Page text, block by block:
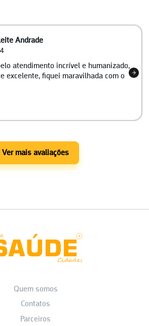
Andrade
atendimento incrível e humanizado,
excelente, fiquei maravilhada com o
Ver mais avaliações
Quem somos
Contatos
Parceiros